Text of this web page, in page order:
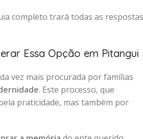
completo trará todas as respostas
Essa Opção em Pitangui
vez mais procurada por famílias
. Este processo, que
praticidade, mas também por